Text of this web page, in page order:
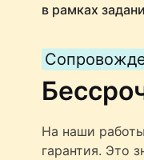
в рамках
На наши
гарантия. Это